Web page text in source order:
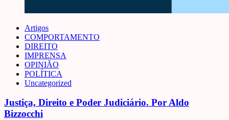
Artigos
COMPORTAMENTO
DIREITO
IMPRENSA
OPINIÃO
POLÍTICA
Uncategorized
Justiça, Direito e Poder Judiciário. Por Aldo
Bizzocchi